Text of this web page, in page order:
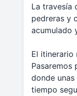
La travesía
pedreras y
acumulado
El itinerario
Pasaremos
donde
tiempo